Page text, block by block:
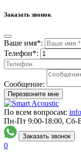
Заказать звонок
Ваше имя*:
Телефон*:
Сообщение:
Перезвоните мне
По всем вопросам:
Пн-Пт 9:00-18:00, Сб-
Заказать звонок
0